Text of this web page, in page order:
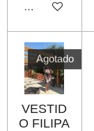
Agotado
Agotado
VESTID
O FILIPA